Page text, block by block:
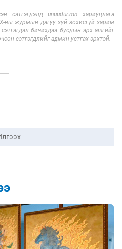
сэтгэгдэлд unuudur.mn хариуцлага
ны журмын дагуу зүй зохисгүй зарим
сэтгэгдэл бичихдээ бусдын эрх ашгийг
сэтгэгдлийг админ устгах эрхтэй.